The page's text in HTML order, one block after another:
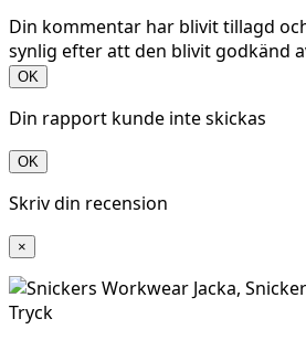
Din kommentar har blivit tillagd
synlig efter att den blivit godkänd
OK
Din rapport kunde inte skickas
OK
Skriv din recension
×